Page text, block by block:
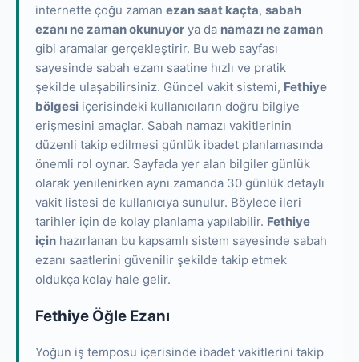
internette çoğu zaman ezan saat kaçta, sabah
ezanı ne zaman okunuyor ya da namazı ne zaman
gibi aramalar gerçekleştirir. Bu web sayfası
sayesinde sabah ezanı saatine hızlı ve pratik
şekilde ulaşabilirsiniz. Güncel vakit sistemi, Fethiye
bölgesi içerisindeki kullanıcıların doğru bilgiye
erişmesini amaçlar. Sabah namazı vakitlerinin
düzenli takip edilmesi günlük ibadet planlamasında
önemli rol oynar. Sayfada yer alan bilgiler günlük
olarak yenilenirken aynı zamanda 30 günlük detaylı
vakit listesi de kullanıcıya sunulur. Böylece ileri
tarihler için de kolay planlama yapılabilir. Fethiye
için hazırlanan bu kapsamlı sistem sayesinde sabah
ezanı saatlerini güvenilir şekilde takip etmek
oldukça kolay hale gelir.
Fethiye Öğle Ezanı
Yoğun iş temposu içerisinde ibadet vakitlerini takip